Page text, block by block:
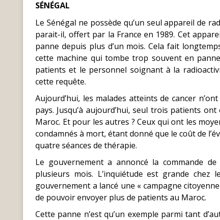
SÉNÉGAL
Le Sénégal ne possède qu’un seul appareil de
parait-il, offert par la France en 1989. Cet
panne depuis plus d’un mois. Cela fait
cette machine qui tombe trop souvent en
patients et le personnel soignant à la
cette requête.
Aujourd’hui, les malades atteints de cancer
pays. Jusqu’à aujourd’hui, seul trois patients
Maroc. Et pour les autres ? Ceux qui ont les
condamnés à mort, étant donné que le coût de
quatre séances de thérapie.
Le gouvernement a annoncé la commande
plusieurs mois. L’inquiétude est grande
gouvernement a lancé une « campagne
de pouvoir envoyer plus de patients au Maroc.
Cette panne n’est qu’un exemple parmi tant